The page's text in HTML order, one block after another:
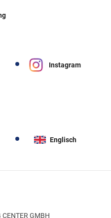
Instagram
Englisch
GMBH